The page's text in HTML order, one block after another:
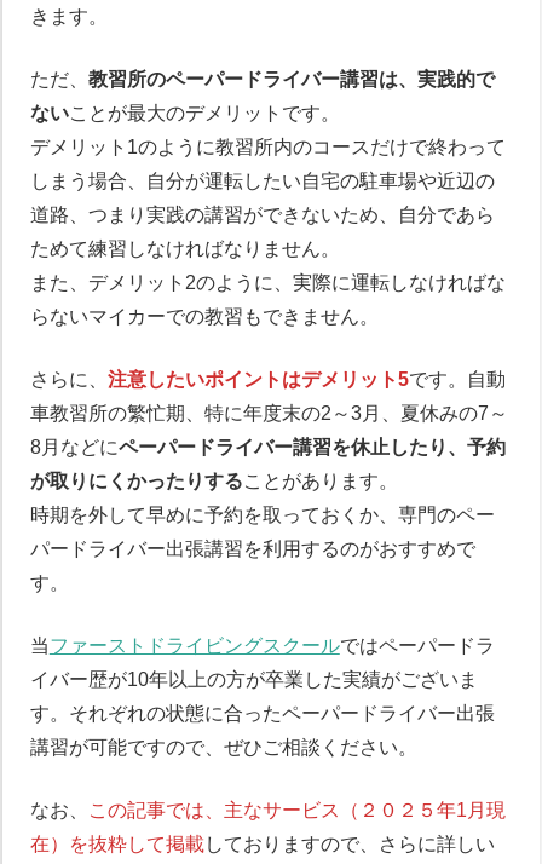
きます。
ただ、 教習所のペーパードライバー講習は、実践的で
ないことが最大のデメリットです。
デメリット1のように教習所内のコースだけで終わって
しまう場合、自分が運転したい自宅の駐車場や近辺の
道路、つまり実践の講習ができないため、自分であら
ためて練習しなければなりません。
また、デメリット2のように、実際に運転しなければな
らないマイカーでの教習もできません。
さらに、 注意したいポイントはデメリット5です。自動
車教習所の繁忙期、特に年度末の2～3月、夏休みの7～
8月などにペーパードライバー講習を休止したり、予約
が取りにくかったりすることがあります。
時期を外して早めに予約を取っておくか、専門のペー
パードライバー出張講習を利用するのがおすすめで
す。
当ファーストドライビングスクールではペーパードラ
イバー歴が10年以上の方が卒業した実績がございま
す。それぞれの状態に合ったペーパードライバー出張
講習が可能ですので、ぜひご相談ください。
なお、
この記事では、主なサービス（２０２５年1月現
在）を抜粋して掲載しておりますので、さらに詳しい